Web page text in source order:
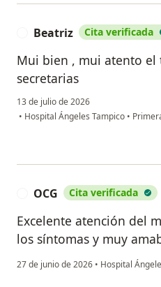
Beatriz Cita verificada
Mui bien , mui atento
secretarias
13 de julio de 2026
• Hospital Ángeles Tampico •
OCG Cita verificada
Excelente atención del
los síntomas y muy
27 de junio de 2026 • Hospital